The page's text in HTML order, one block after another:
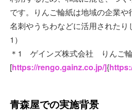
です。りんご輪紙は地域の企業や
名刺やうちわなどに活用されたり
1）
＊1 ゲインズ株式会社 りんご
[https://rengo.gainz.co.jp/]{
青森屋での実施背景